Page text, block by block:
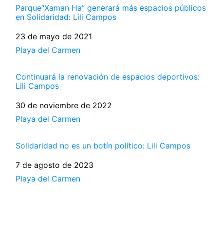
Parque“Xaman Ha” generará más espacios públicos
en Solidaridad: Lili Campos
Fecha
23 de mayo de 2021
Respecto a
Playa del Carmen
Continuará la renovación de espacios deportivos:
Lili Campos
Fecha
30 de noviembre de 2022
Respecto a
Playa del Carmen
Solidaridad no es un botín político: Lili Campos
Fecha
7 de agosto de 2023
Respecto a
Playa del Carmen